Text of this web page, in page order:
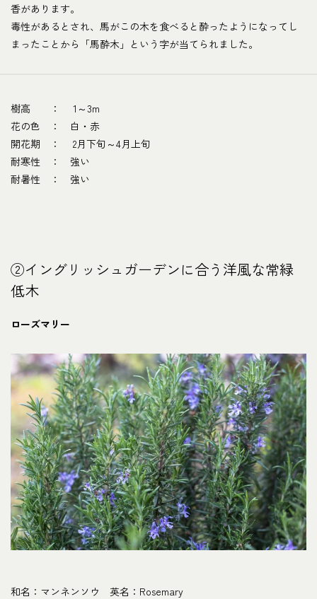
香があります。
毒性があるとされ、馬がこの木を食べると酔ったようになってし
まったことから「馬酔木」という字が当てられました。
樹高 ： 1～3m
花の色 ： 白・赤
開花期 ： 2月下旬～4月上旬
耐寒性 ： 強い
耐暑性 ： 強い
②イングリッシュガーデンに合う洋風な常緑
低木
ローズマリー
和名：マンネンソウ 英名：Rosemary